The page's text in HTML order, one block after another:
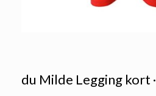
du Milde Legging kort ·